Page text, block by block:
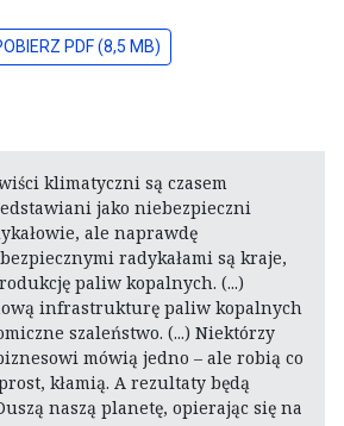
PDF (8,5 MB)
klimatyczni są czasem
jako niebezpieczni
ale naprawdę
radykałami są kraje,
paliw kopalnych. (...)
infrastrukturę paliw kopalnych
szaleństwo. (...) Niektórzy
mówią jedno – ale robią co
kłamią. A rezultaty będą
naszą planetę, opierając się na